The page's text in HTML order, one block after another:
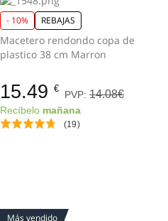
- 10% REBAJAS
Macetero rendondo copa de
plastico 38 cm Marron
15.49 €
PVP: 14.08€
Recíbelo mañana
(19)
Más vendido